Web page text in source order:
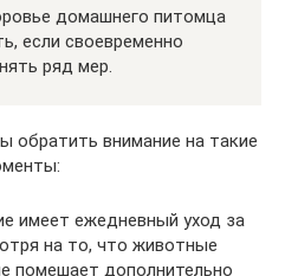
домашнего питомца
если своевременно
ряд мер.
обратить внимание на такие
имеет ежедневный уход за
на то, что животные
помешает дополнительно